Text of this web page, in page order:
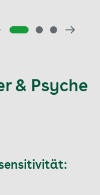
& Psyche